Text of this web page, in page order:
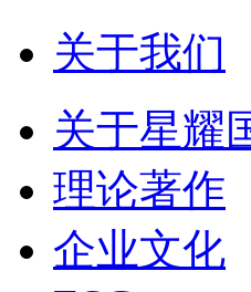
关于我们
关于星耀
理论著作
企业文化